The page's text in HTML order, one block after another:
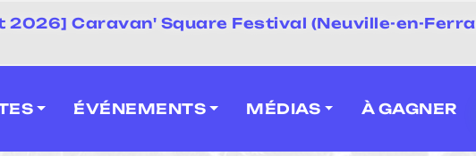
2026] Caravan' Square Festival (Neuville-en-
ÉVÉNEMENTS MÉDIAS À GAGNER